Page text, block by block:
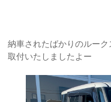
納車されたばかりのルー
取付いたしましたよー